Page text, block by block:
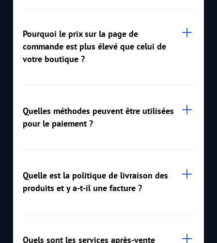
Pourquoi le prix sur la page de
commande est plus élevé que celui de
votre boutique ?
Quelles méthodes peuvent être utilisées
pour le paiement ?
Quelle est la politique de livraison des
produits et y a-t-il une facture ?
Quels sont les services après-vente